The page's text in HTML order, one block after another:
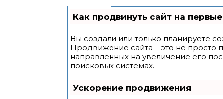
Как продвинуть сайт на
Вы создали или только планируете
Продвижение сайта – это не просто
направленных на увеличение его
поисковых системах.
Ускорение продвижения
ПЕРВОГО